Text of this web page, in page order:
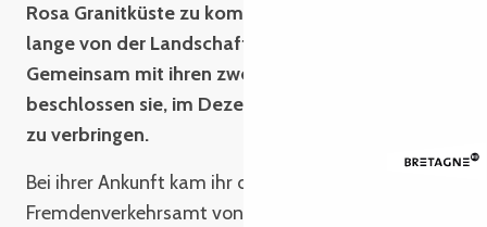
Rosa Granitküste zu kommen, weil sie schon
lange von der Landschaft gehört hatte.
Gemeinsam mit ihren zwei Freundinnen
beschlossen sie, im Dezember ein paar Tage hier
zu verbringen.
Bei ihrer Ankunft kam ihr die Idee, beim
Fremdenverkehrsamt von Lannion